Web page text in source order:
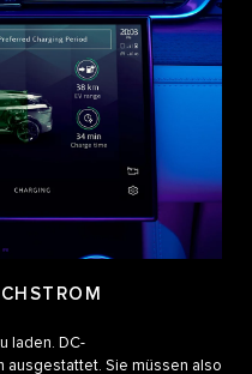
laden. DC-
ausgestattet. Sie müssen also